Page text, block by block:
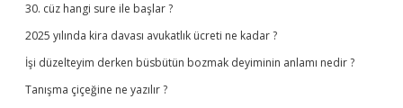
30. cüz hangi sure ile başlar ?
2025 yılında kira davası avukatlık ücreti ne kadar ?
İşi düzelteyim derken büsbütün bozmak deyiminin anlamı nedir ?
Tanışma çiçeğine ne yazılır ?